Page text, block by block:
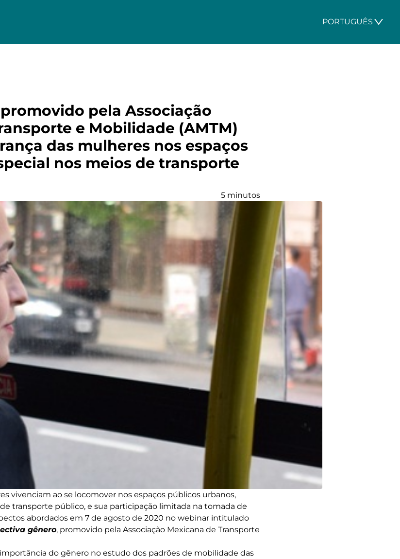
PORTUGUÊS
pela Associação
e Mobilidade (AMTM)
das mulheres nos espaços
nos meios de transporte
5 minutos
vivenciam ao se locomover nos espaços públicos urbanos,
transporte público, e sua participação limitada na tomada de
abordados em 7 de agosto de 2020 no webinar intitulado
gênero, promovido pela Associação Mexicana de Transporte
do gênero no estudo dos padrões de mobilidade das